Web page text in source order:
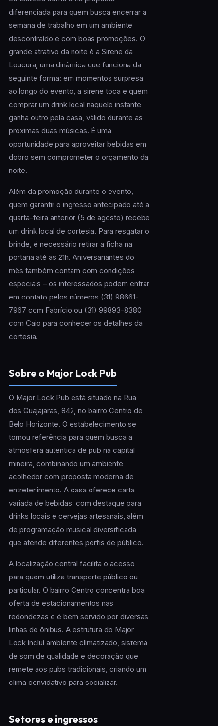
diferenciada para quem busca encerrar a
semana de trabalho em um ambiente
descontraído e com boas promoções. O
grande atrativo da noite é a Sirene da
Loucura, uma dinâmica que funciona da
seguinte forma: em momentos surpresa
ao longo do evento, a sirene toca e quem
comprar um drink local naquele instante
ganha outro pela casa, válido durante as
próximas duas músicas. É uma
oportunidade para aproveitar bebidas em
dobro sem comprometer o orçamento da
noite.
Além da promoção durante o evento,
quem garantir o ingresso antecipado até a
quarta-feira anterior (5 de agosto) recebe
um drink local de cortesia. Para resgatar o
brinde, é necessário retirar a ficha na
portaria até as 21h. Aniversariantes do
mês também contam com condições
especiais – os interessados podem entrar
em contato pelos números (31) 98661-
7967 com Fabrício ou (31) 99893-8380
com Caio para conhecer os detalhes da
cortesia.
Sobre o Major Lock Pub
O Major Lock Pub está situado na Rua
dos Guajajaras, 842, no bairro Centro de
Belo Horizonte. O estabelecimento se
tornou referência para quem busca a
atmosfera autêntica de pub na capital
mineira, combinando um ambiente
acolhedor com proposta moderna de
entretenimento. A casa oferece carta
variada de bebidas, com destaque para
drinks locais e cervejas artesanais, além
de programação musical diversificada
que atende diferentes perfis de público.
A localização central facilita o acesso
para quem utiliza transporte público ou
particular. O bairro Centro concentra boa
oferta de estacionamentos nas
redondezas e é bem servido por diversas
linhas de ônibus. A estrutura do Major
Lock inclui ambiente climatizado, sistema
de som de qualidade e decoração que
remete aos pubs tradicionais, criando um
clima convidativo para socializar.
Setores e ingressos